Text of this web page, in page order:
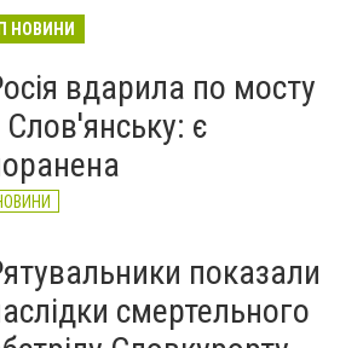
онлайн-акція до Дня молоді
НОВИНИ
вдарила по мосту
Слов'янську: є
показали
смертельного